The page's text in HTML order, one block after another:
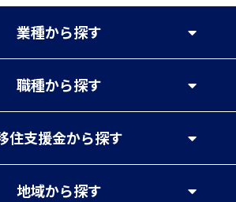
業種から探す
職種から探す
住支援金から探す
地域から探す